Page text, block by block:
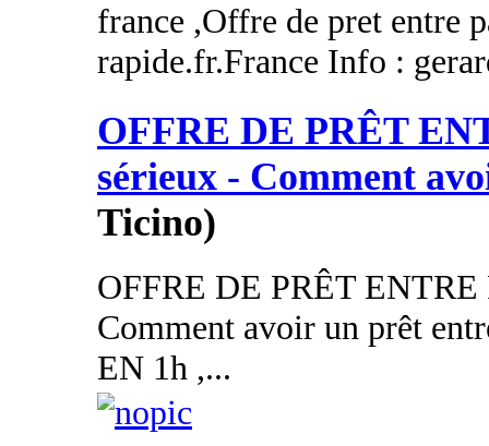
france ,Offre de pret entre
rapide.fr.France Info :
OFFRE DE PRÊT
sérieux - Comment
Ticino)
OFFRE DE PRÊT
Comment avoir un prêt
EN 1h ,...